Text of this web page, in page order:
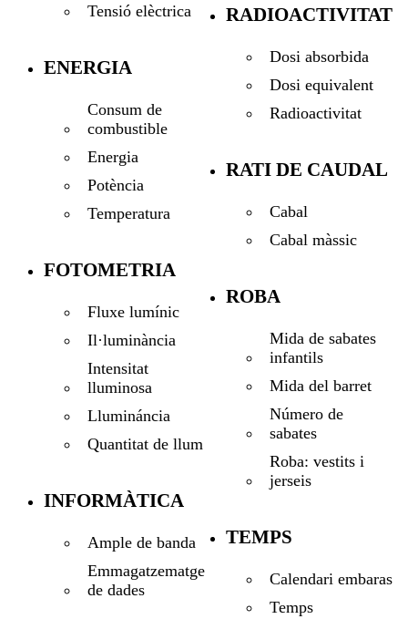
Tensió elèctrica
ENERGIA
Consum de
combustible
Energia
Potència
Temperatura
FOTOMETRIA
Fluxe lumínic
Il·luminància
Intensitat
lluminosa
Llumináncia
Quantitat de llum
INFORMÀTICA
Ample de banda
Emmagatzematge
de dades
RADIOACTIVITAT
Dosi absorbida
Dosi equivalent
Radioactivitat
RATI DE CAUDAL
Cabal
Cabal màssic
ROBA
Mida de sabates
infantils
Mida del barret
Número de
sabates
Roba: vestits i
jerseis
TEMPS
Calendari embaras
Temps